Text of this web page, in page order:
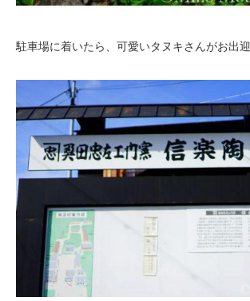
駐車場に着いたら、可愛いタヌキさんがお出迎